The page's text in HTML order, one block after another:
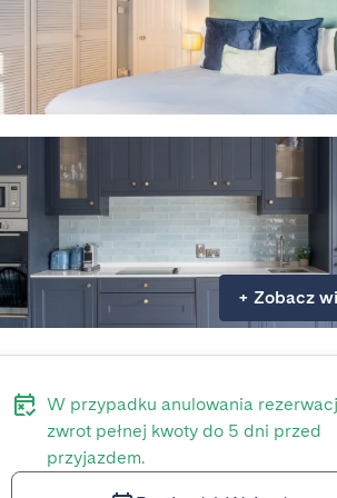
+ Zobacz
W przypadku anulowania
zwrot pełnej kwoty do 5 dni przed
przyjazdem.